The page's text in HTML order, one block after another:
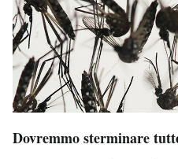
Dovremmo sterminare